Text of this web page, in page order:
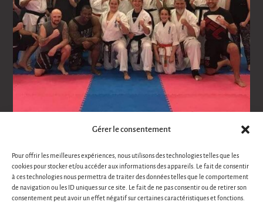
Gérer le consentement
Pour offrir les meilleures expériences, nous utilisons des technologies telles que les
cookies pour stocker et/ou accéder aux informations des appareils. Le fait de consentir
à ces technologies nous permettra de traiter des données telles que le comportement
de navigation ou les ID uniques sur ce site. Le fait de ne pas consentir ou de retirer son
consentement peut avoir un effet négatif sur certaines caractéristiques et fonctions.
Suivre sur Instagram